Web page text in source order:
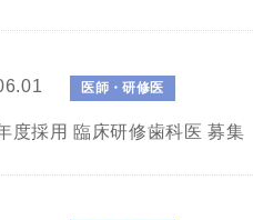
医師・研修医
度採用 臨床研修歯科医 募集